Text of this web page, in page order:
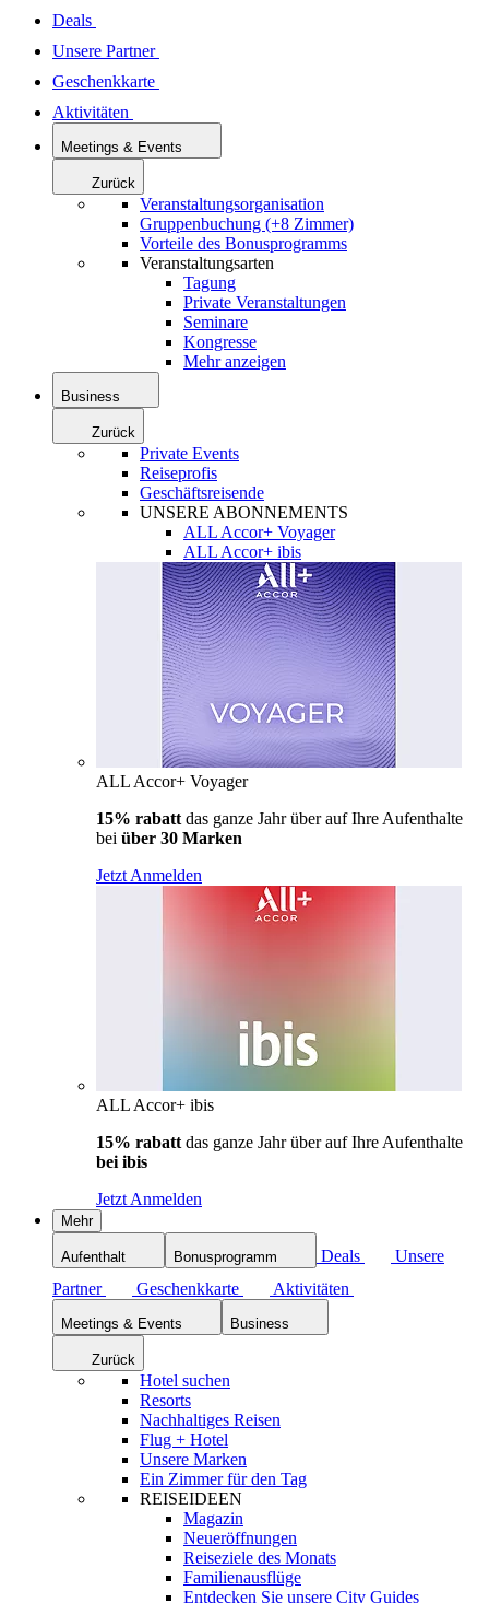
Deals
Unsere Partner
Geschenkkarte
Aktivitäten
Meetings & Events
Zurück
Veranstaltungsorganisation
Gruppenbuchung (+8 Zimmer)
Vorteile des Bonusprogramms
Veranstaltungsarten
Tagung
Private Veranstaltungen
Seminare
Kongresse
Mehr anzeigen
Business
Zurück
Private Events
Reiseprofis
Geschäftsreisende
UNSERE ABONNEMENTS
ALL Accor+ Voyager
ALL Accor+ ibis
ALL Accor+ Voyager
15% rabatt das ganze Jahr über auf Ihre Aufenthalte
bei über 30 Marken
Jetzt Anmelden
ALL Accor+ ibis
15% rabatt das ganze Jahr über auf Ihre Aufenthalte
bei ibis
Jetzt Anmelden
Mehr
Aufenthalt Bonusprogramm Deals
Unsere
Partner
Geschenkkarte Aktivitäten
Meetings & Events Business
Zurück
Hotel suchen
Resorts
Nachhaltiges Reisen
Flug + Hotel
Unsere Marken
Ein Zimmer für den Tag
REISEIDEEN
Magazin
Neueröffnungen
Reiseziele des Monats
Familienausflüge
Entdecken Sie unsere City Guides